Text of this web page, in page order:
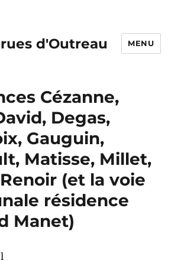
d'Outreau MENU
Cézanne,
Degas,
Gauguin,
Matisse, Millet,
(et la voie
résidence
Manet)